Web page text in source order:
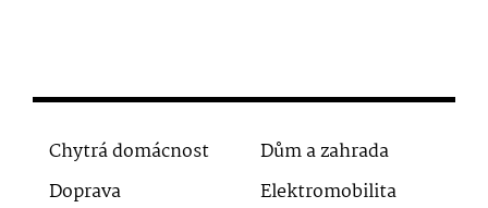
Chytrá domácnost
Dům a zahrada
Doprava
Elektromobilita